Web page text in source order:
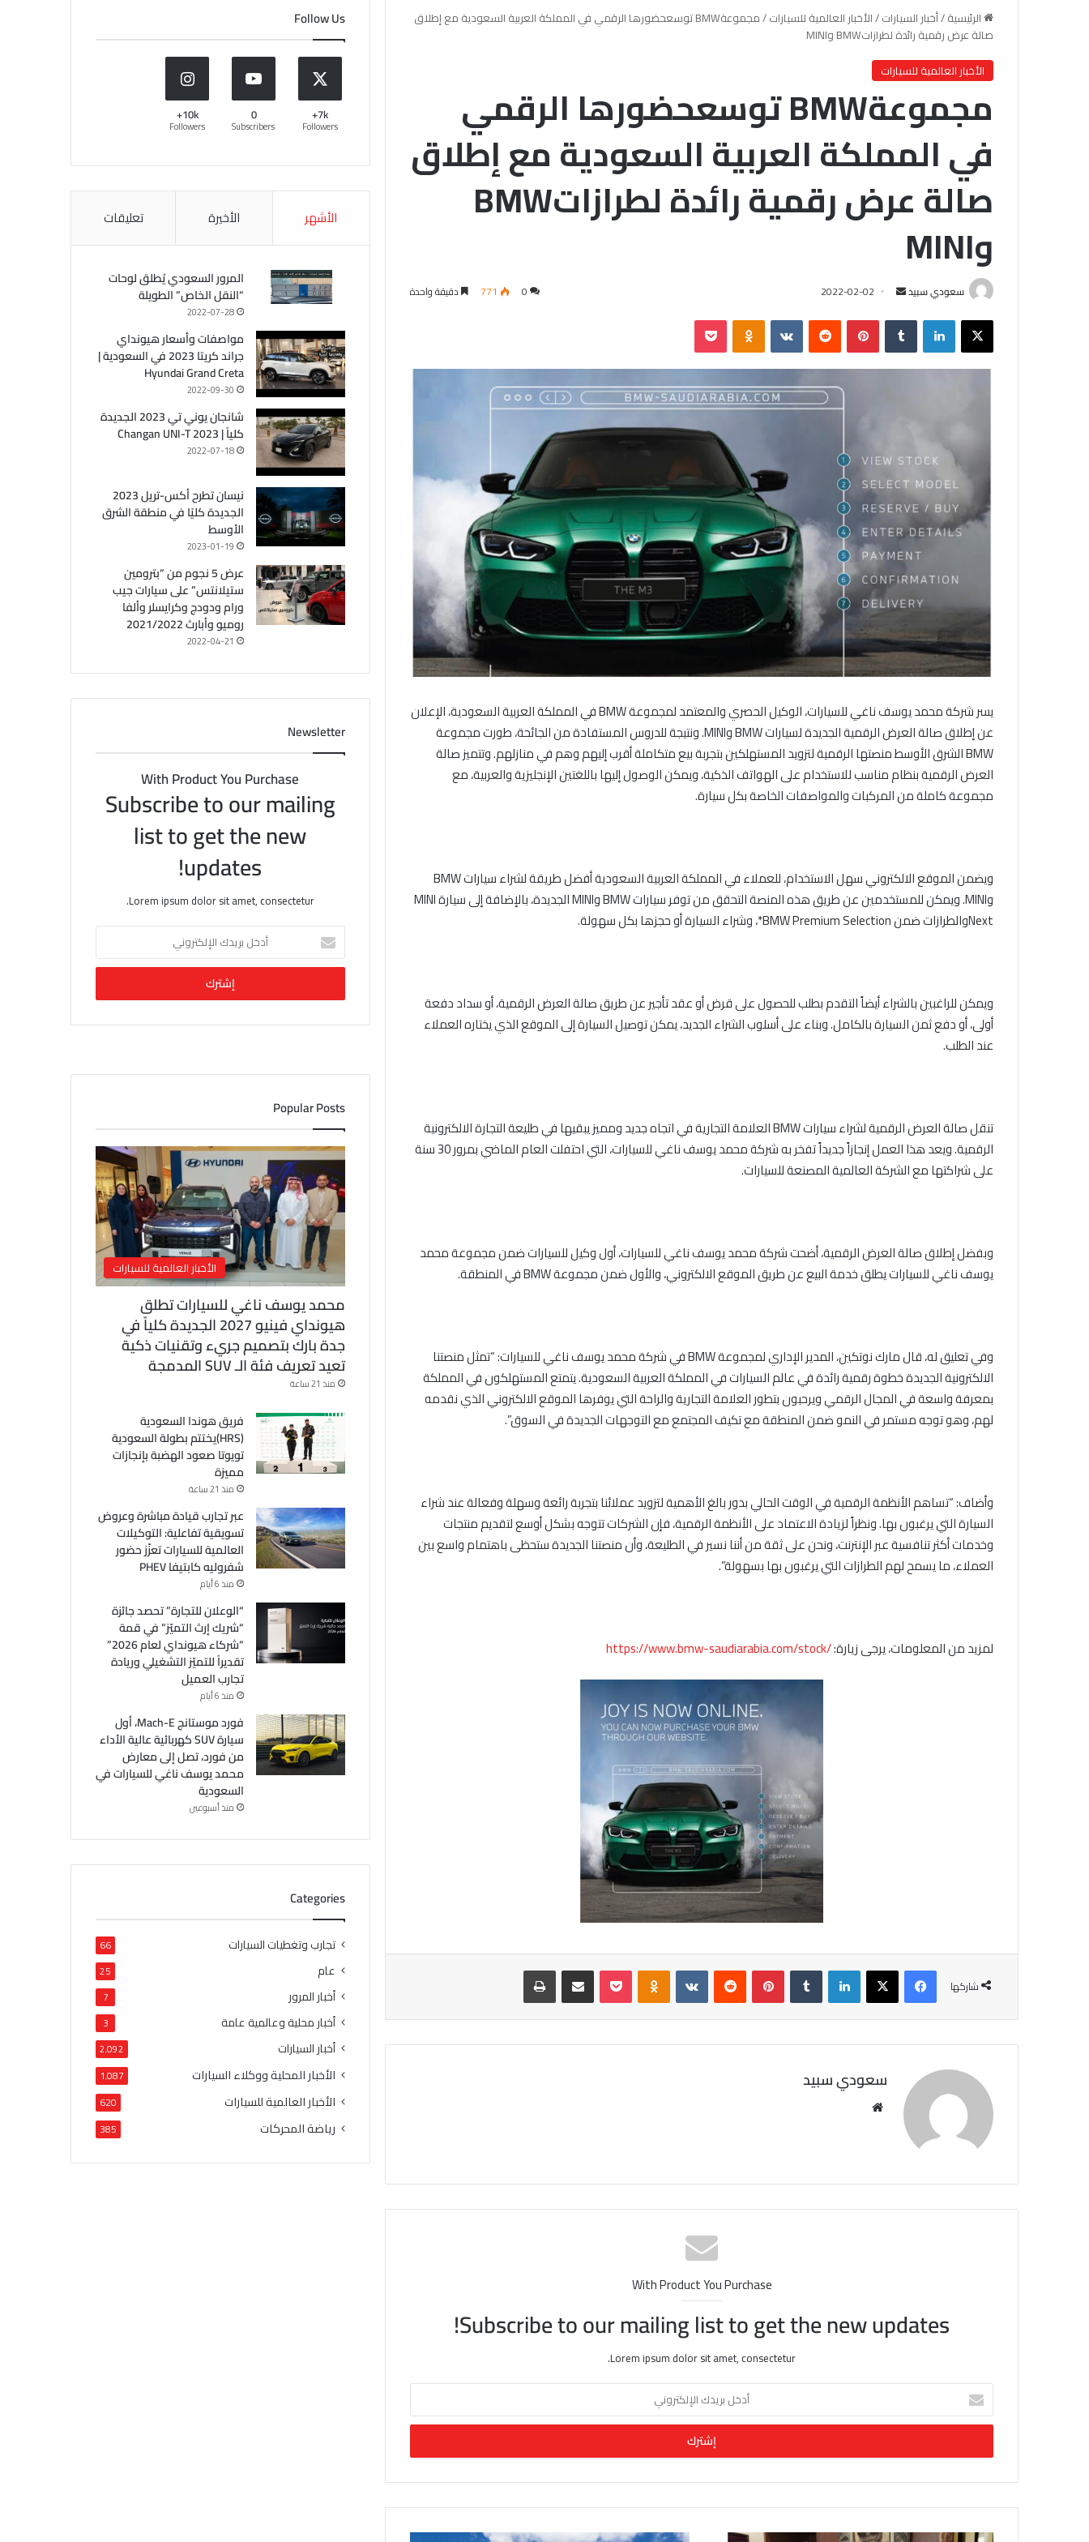
الرئيسية/أخبار السيارات/الأخبار العالمية للسيارات/
مجموعةBMW توسعحضورها الرقمي في المملكة العربية السعودية مع إطلاق
صالة عرض رقمية رائدة لطرازاتBMW وMINI
الأخبار العالمية للسيارات
مجموعةBMW توسعحضورها الرقمي
في المملكة العربية السعودية مع إطلاق
صالة عرض رقمية رائدة لطرازاتBMW
وMINI
سعودي سبيد
ل
ب
ل
ك
و
ن
ي
2022-02-02
0
771 دقيقة واحدة
لينكدإن بينتيريست
يسر شركةمحمد يوسف ناغي للسيارات،الوكيل الحصري والمعتمد لمجموعةBMWفي المملكة العربية السعودية، الإعلان
عن إطلاق صالة العرض الرقمية الجديدة لسياراتBMWوMINI. ونتيجة للدروس المستفادة من الجائحة،طورتمجموعة
BMWالشرق الأوسطمنصتها الرقمية لتزويد المستهلكين بتجربة بيع متكاملة أقرب إليهم وهم في منازلهم. وتتميز صالة
العرض الرقمية بنظام مناسب للاستخدام على الهواتف الذكية، ويمكن الوصول إليها باللغتين الإنجليزية والعربية، مع
مجموعة كاملة من المركبات والمواصفات الخاصة بكل سيارة.
ويضمن الموقع الالكترونيسهل الاستخدام، للعملاء في المملكة العربية السعودية أفضل طريقة لشراء سياراتBMW
وMINI. ويمكن للمستخدمين عن طريق هذه المنصة التحقق من توفر سياراتBMWوMINIالجديدة، بالإضافة إلىسيارةMINI
Nextوالطرازات ضمنBMW Premium Selection*، وشراءالسيارة أو حجزهابكل سهولة.
ويمكن للراغبين بالشراء أيضاً التقدم بطلب للحصول على قرض أو عقد تأجيرعن طريق صالة العرض الرقمية، أو سداد دفعة
أولى، أو دفع ثمن السيارة بالكامل. وبناء على أسلوب الشراء الجديد، يمكن توصيل السيارة إلى الموقع الذي يختاره العملاء
عند الطلب.
تنقل صالة العرض الرقمية لشراء سياراتBMWالعلامة التجارية في اتجاه جديد ومميز يبقيها في طليعة التجارة الالكترونية
الرقمية. ويعد هذا العمل إنجازاً جديداً تفخر به شركة محمد يوسف ناغي للسيارات، التي احتفلت العام الماضي بمرور 30 سنة
على شراكتها مع الشركة العالمية المصنعة للسيارات.
وبفضل إطلاق صالة العرض الرقمية، أضحتشركةمحمد يوسف ناغي للسيارات، أولوكيل للسيارات ضمن مجموعة محمد
يوسف ناغي للسيارات يطلق خدمة البيع عن طريق الموقع الالكتروني،والأول ضمن مجموعةBMWفي المنطقة.
وفي تعليق له،قال مارك نوتكين، المدير الإداري لمجموعةBMWفي شركة محمد يوسف ناغي للسيارات: “تمثل منصتنا
الالكترونية الجديدة خطوة رقمية رائدة في عالم السيارات في المملكة العربية السعودية. يتمتع المستهلكون في المملكة
بمعرفة واسعة في المجال الرقمي ويرحبون بتطور العلامة التجارية والراحة التي يوفرها الموقع الالكتروني الذي نقدمه
لهم، وهو توجه مستمر في النمو ضمن المنطقة مع تكيف المجتمع مع التوجهات الجديدة في السوق”.
وأضاف: “تساهم الأنظمة الرقمية في الوقت الحالي بدور بالغ الأهمية لتزويد عملائنا بتجربة رائعة وسهلة وفعالة عند شراء
السيارة التي يرغبون بها. ونظراً لزيادة الاعتماد على الأنظمة الرقمية، فإن الشركات تتوجه بشكل أوسع لتقديم منتجات
وخدمات أكثر تنافسية عبر الإنترنت، ونحن على ثقة من أننانسيرفي الطليعة، وأن منصتنا الجديدة ستحظى باهتمام واسع بين
العملاء، ما يسمح لهم الطرازات التي يرغبون بها بسهولة”.
لمزيد من المعلومات، يرجى زيارة: https://www.bmw-saudiarabia.com/stock/
شاركها
فيسبوك لينكدإن بينتيريست بوكيت
سعودي سبيد
With Product You Purchase
Subscribe to our mailing list to get the new updates!
Lorem ipsum dolor sit amet, consectetur.
خ
ب
د
ك
Follow Us
7k+
Followers
0
Subscribers
10k+
Followers
الأشهر الأخيرة تعليقات
المرور السعودي يُطلق لوحات
“النقل الخاص” الطويلة
2022-07-28
مواصفات وأسعار هيونداي
جراند كريتا 2023 في السعودية |
Hyundai Grand Creta
2022-09-30
شانجان يوني تي 2023 الجديدة
كلياً | Changan UNI-T 2023
2022-07-18
نيسان تطرح أكس-تريل 2023
الجديدة كليًا في منطقة الشرق
الأوسط
2023-01-19
عرض 5 نجوم من “بترومين
ستيلانتس” على سيارات جيب
ورام ودودج وكرايسلر وألفا
روميو وأبارث 2021/2022
2022-04-21
Newsletter
With Product You Purchase
Subscribe to our mailing
list to get the new
updates!
Lorem ipsum dolor sit amet, consectetur.
خ
ب
ك
ل
ل
ك
ت
ر
و
Popular Posts
الأخبار العالمية للسيارات
محمد يوسف ناغي للسيارات تطلق
هيونداي فينيو 2027 الجديدة كلياً في
جدة بارك بتصميم جريء وتقنيات ذكية
تعيد تعريف فئة الـ SUV المدمجة
منذ 21 ساعة
فريق هوندا السعودية
(HRS)يختتم بطولة السعودية
تويوتا صعود الهضبة بإنجازات
مميزة
منذ 21 ساعة
عبر تجارب قيادة مباشرة وعروض
تسويقية تفاعلية: التوكيلات
العالمية للسيارات تعزّز حضور
شفروليه كابتيفا PHEV
منذ 6 أيام
“الوعلان للتجارة” تحصد جائزة
“شريك إرث التميّز” في قمة
“شركاء هيونداي لعام 2026”
تقديراً للتميّز التشغيلي وريادة
تجارب العميل
منذ 6 أيام
فورد موستانج Mach-E، أول
سيارة SUV كهربائية عالية الأداء
من فورد، تصل إلى معارض
محمد يوسف ناغي للسيارات في
السعودية
منذ أسبوعين
Categories
تجارب وتغطيات السيارات 66
عام 25
أخبار المرور 7
أخبار محلية وعالمية عامة 3
أخبار السيارات 2٬092
الأخبار المحلية ووكلاء السيارات 1٬087
الأخبار العالمية للسيارات 620
رياضة المحركات 385